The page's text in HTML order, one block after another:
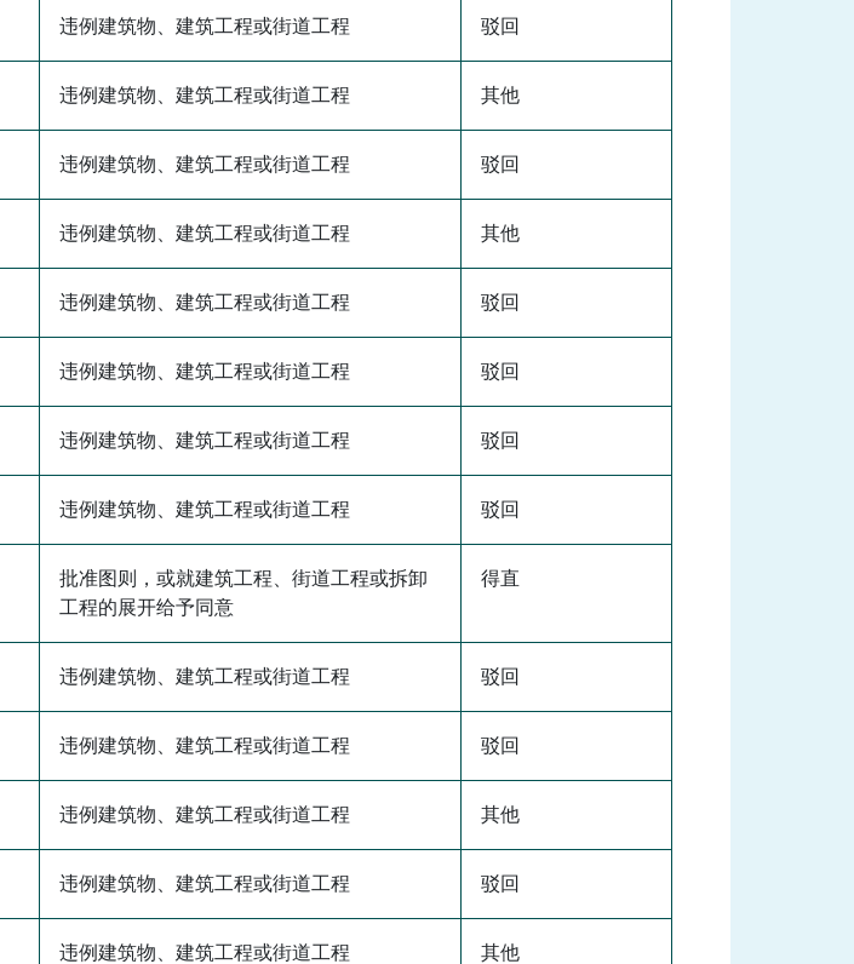
违例建筑物、建筑工程或街道工程 驳回
违例建筑物、建筑工程或街道工程 其他
违例建筑物、建筑工程或街道工程 驳回
违例建筑物、建筑工程或街道工程 其他
违例建筑物、建筑工程或街道工程 驳回
违例建筑物、建筑工程或街道工程 驳回
违例建筑物、建筑工程或街道工程 驳回
违例建筑物、建筑工程或街道工程 驳回
批准图则，或就建筑工程、街道工程或拆卸
工程的展开给予同意
得直
违例建筑物、建筑工程或街道工程 驳回
违例建筑物、建筑工程或街道工程 驳回
违例建筑物、建筑工程或街道工程 其他
违例建筑物、建筑工程或街道工程 驳回
违例建筑物、建筑工程或街道工程 其他